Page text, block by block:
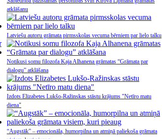
atklāšanu
Latviešu autoru grāmata pirmsskolas vecuma bērniem par lielo talku
Notikusi somu filozofa Kaja Alhanena grāmatas “Grāmata par
dialogu” atklāšana
Izdots Elizabetes Lukšo-Ražinskas stāstu krājums "Netīro matu
diena"
“Augstāk” – emocionāla, humorpilna un atmiņā paliekoša grāmata